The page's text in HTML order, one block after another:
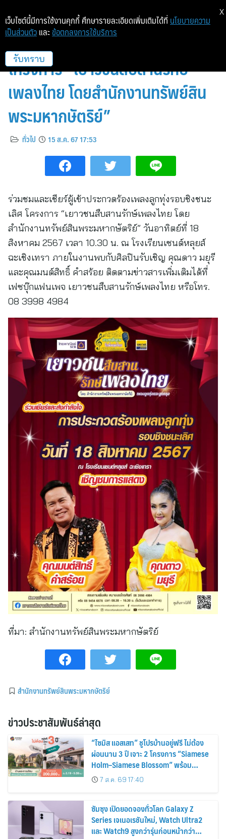
การแข่งขันรอบชิงชนะเลิศ
โครงการ “เยาวชนสืบสานรักษ์
เพลงไทย โดยสำนักงานทรัพย์สิน
พระมหากษัตริย์”
ทั่วไป 15 ส.ค. 67 17:53
ร่วมชมและเชียร์ผู้เข้าประกวดร้องเพลงลูกทุ่งรอบชิงชนะ
เลิศ โครงการ “เยาวชนสืบสานรักษ์เพลงไทย โดย
สำนักงานทรัพย์สินพระมหากษัตริย์” วันอาทิตย์ที่ 18
สิงหาคม 2567 เวลา 10.30 น. ณ โรงเรียนเซนต์หลุยส์
ฉะเชิงเทรา ภายในงานพบกับศิลปินรับเชิญ คุณดาว มยุรี
และคุณมนต์สิทธิ์ คำสร้อย ติดตามข่าวสารเพิ่มเติมได้ที่
เฟซบุ๊กแฟนเพจ เยาวชนสืบสานรักษ์เพลงไทย หรือโทร.
08 3998 4984
ที่มา: สำนักงานทรัพย์สินพระมหากษัตริย์
สำนักงานทรัพย์สินพระมหากษัตริย์
ข่าวประชาสัมพันธ์ล่าสุด
“ไซมิส แอสเสท” ชูโปรบ้านอยู่ฟรี ไม่ต้อง
ผ่อนนาน 3 ปี เจาะ 2 โครงการ “Siamese
Holm–Siamese Blossom” พร้อม
ส่วนลดและสิทธิพิเศษถึง 31 สิงหาคม
2569
7 ส.ค. 69 17:40
ซัมซุง เปิดยอดจองทั่วโลก Galaxy Z
Series เจเนอเรชันใหม่, Watch Ultra2
และ Watch9 สูงกว่ารุ่นก่อนหน้ากว่า
เว็บไซต์นี้มีการใช้งานคุกกี้ ศึกษารายละเอียดเพิ่มเติมได้ที่ นโยบายความ
เป็นส่วนตัว และ ข้อตกลงการใช้บริการ
รับทราบ
X